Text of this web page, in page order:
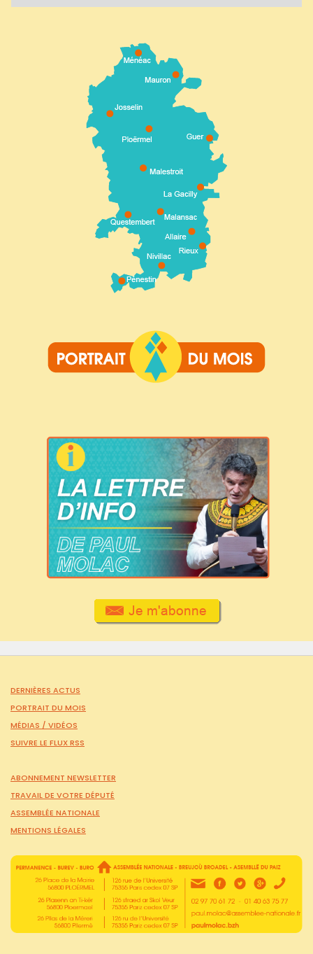
DERNIÈRES ACTUS
PORTRAIT DU MOIS
MÉDIAS / VIDÉOS
SUIVRE LE FLUX RSS
ABONNEMENT NEWSLETTER
TRAVAIL DE VOTRE DÉPUTÉ
ASSEMBLÉE NATIONALE
MENTIONS LÉGALES